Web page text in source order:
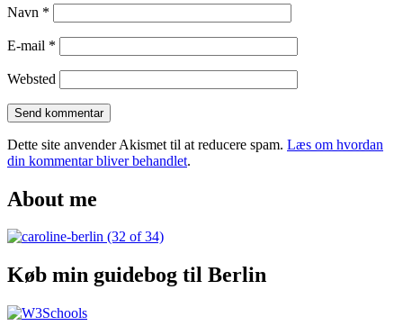
Navn *
E-mail *
Websted
Dette site anvender Akismet til at reducere spam. Læs om hvordan
din kommentar bliver behandlet.
About me
Køb min guidebog til Berlin